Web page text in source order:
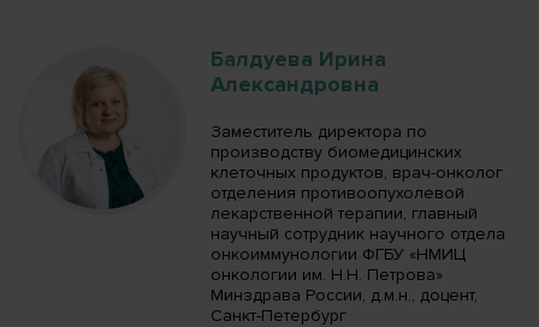
Балдуева Ирина
Александровна
Заместитель директора по
производству биомедицинских
клеточных продуктов, врач-онколог
отделения противоопухолевой
лекарственной терапии, главный
научный сотрудник научного отдела
онкоиммунологии ФГБУ «НМИЦ
онкологии им. Н.Н. Петрова»
Минздрава России, д.м.н., доцент,
Санкт-Петербург